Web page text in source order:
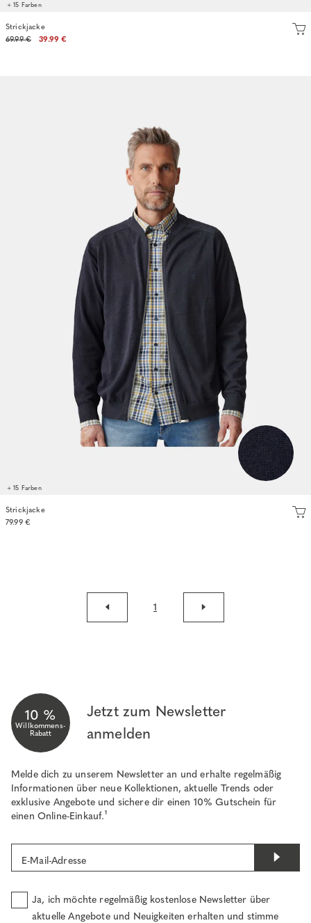
+ 15 Farben
Strickjacke
69.99 €
39.99 €
+ 15 Farben
Strickjacke
79.99 €
1
10 %
Willkommens-
Rabatt
Jetzt zum Newsletter
anmelden
Melde dich zu unserem Newsletter an und erhalte regelmäßig
Informationen über neue Kollektionen, aktuelle Trends oder
exklusive Angebote und sichere dir einen 10% Gutschein für
einen Online-Einkauf.¹
E-Mail-Adresse
Ja, ich möchte regelmäßig kostenlose Newsletter über
aktuelle Angebote und Neuigkeiten erhalten und stimme